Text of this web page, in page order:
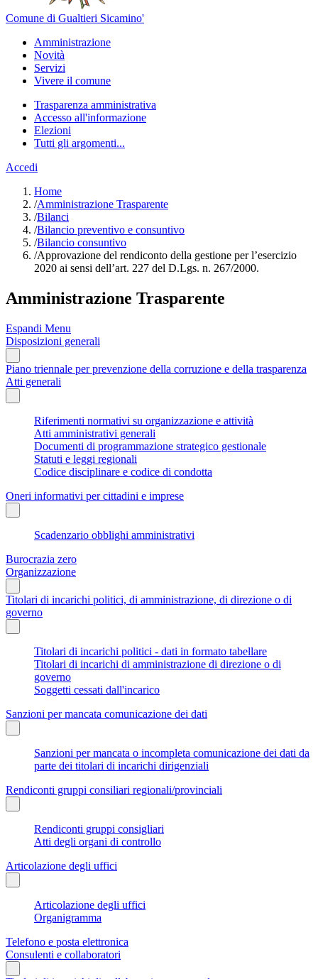
Comune di Gualtieri Sicamino'
Amministrazione
Novità
Servizi
Vivere il comune
Trasparenza amministrativa
Accesso all'informazione
Elezioni
Tutti gli argomenti...
Accedi
Home
/Amministrazione Trasparente
/Bilanci
/Bilancio preventivo e consuntivo
/Bilancio consuntivo
/Approvazione del rendiconto della gestione per l’esercizio
2020 ai sensi dell’art. 227 del D.Lgs. n. 267/2000.
Amministrazione Trasparente
Espandi Menu
Disposizioni generali
Piano triennale per prevenzione della corruzione e della trasparenza
Atti generali
Riferimenti normativi su organizzazione e attività
Atti amministrativi generali
Documenti di programmazione strategico gestionale
Statuti e leggi regionali
Codice disciplinare e codice di condotta
Oneri informativi per cittadini e imprese
Scadenzario obblighi amministrativi
Burocrazia zero
Organizzazione
Titolari di incarichi politici, di amministrazione, di direzione o di
governo
Titolari di incarichi politici - dati in formato tabellare
Titolari di incarichi di amministrazione di direzione o di
governo
Soggetti cessati dall'incarico
Sanzioni per mancata comunicazione dei dati
Sanzioni per mancata o incompleta comunicazione dei dati da
parte dei titolari di incarichi dirigenziali
Rendiconti gruppi consiliari regionali/provinciali
Rendiconti gruppi consigliari
Atti degli organi di controllo
Articolazione degli uffici
Articolazione degli uffici
Organigramma
Telefono e posta elettronica
Consulenti e collaboratori